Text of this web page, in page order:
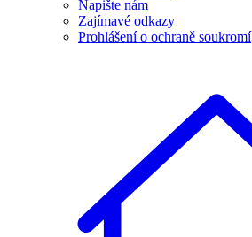
Napište nám
Zajímavé odkazy
Prohlášení o ochraně soukromí